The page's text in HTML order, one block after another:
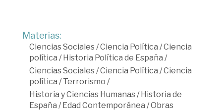
Materias:
Ciencias Sociales/Ciencia Política /Ciencia
política /Historia Política de España /
Ciencias Sociales/Ciencia Política /Ciencia
política /Terrorismo /
Historia y Ciencias Humanas/Historia de
España /Edad Contemporánea /Obras